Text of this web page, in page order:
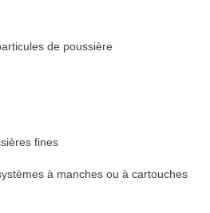
de poussière
fines
à manches ou à cartouches